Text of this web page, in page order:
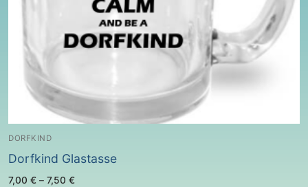
DORFKIND
Dorfkind Glastasse
7,00 € – 7,50 €